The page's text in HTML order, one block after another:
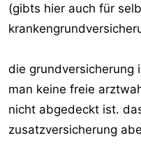
(gibts hier auch für
die grundversicherung
man keine freie
nicht abgedeckt ist.
zusatzversicherung